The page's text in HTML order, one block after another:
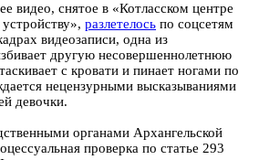
снятое в «Котласском центре
разлетелось по соцсетям
видеозаписи, одна из
другую несовершеннолетнюю
с кровати и пинает ногами по
нецензурными высказываниями
девочки.
органами Архангельской
проверка по статье 293